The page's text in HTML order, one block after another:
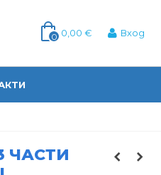
0 0,00 € Вход
ЧАСТИ